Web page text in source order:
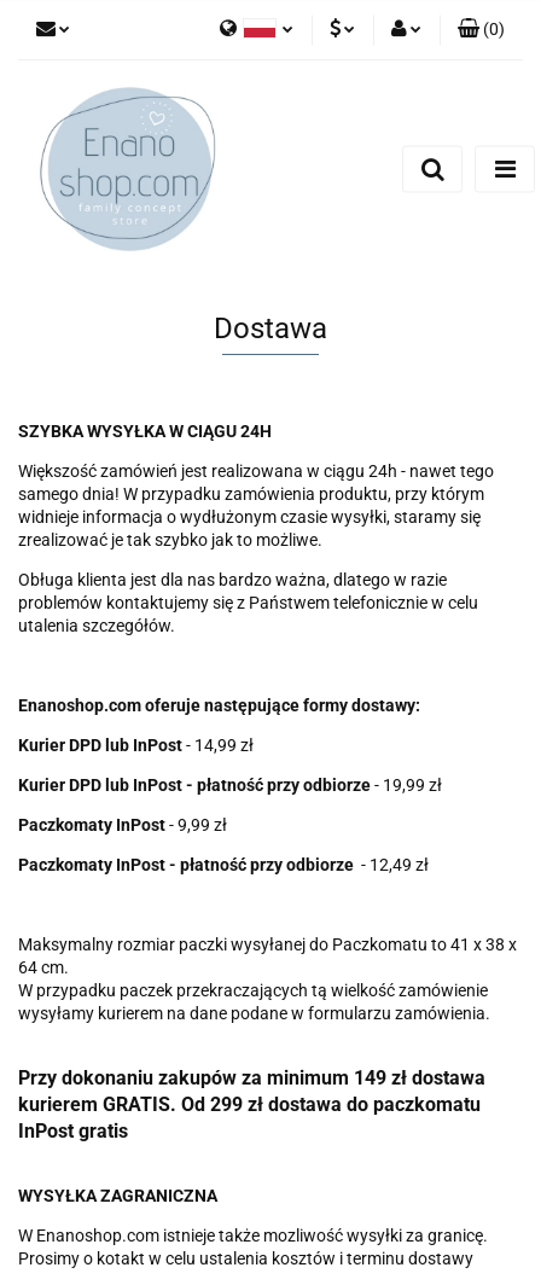
English
(0)
Dostawa
SZYBKA WYSYŁKA W CIĄGU 24H
Większość zamówień jest realizowana w ciągu 24h - nawet tego
samego dnia! W przypadku zamówienia produktu, przy którym
widnieje informacja o wydłużonym czasie wysyłki, staramy się
zrealizować je tak szybko jak to możliwe.
Obługa klienta jest dla nas bardzo ważna, dlatego w razie
problemów kontaktujemy się z Państwem telefonicznie w celu
utalenia szczegółów.
Enanoshop.com oferuje następujące formy dostawy:
Kurier DPD lub InPost- 14,99 zł
Kurier DPD lub InPost - płatność przy odbiorze- 19,99 zł
Paczkomaty InPost- 9,99 zł
Paczkomaty InPost - płatność przy odbiorze - 12,49 zł
Maksymalny rozmiar paczki wysyłanej do Paczkomatu to 41 x 38 x
64 cm.
W przypadku paczek przekraczających tą wielkość zamówienie
wysyłamy kurierem na dane podane w formularzu zamówienia.
Przy dokonaniu zakupów za minimum 149 zł dostawa
kurierem GRATIS. Od 299 zł dostawa do paczkomatu
InPost gratis
WYSYŁKA ZAGRANICZNA
W Enanoshop.com istnieje także mozliwość wysyłki za granicę.
Prosimy o kotakt w celu ustalenia kosztów i terminu dostawy